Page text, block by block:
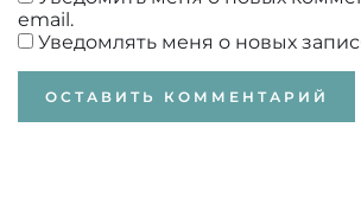
email.
Уведомлять меня о новых